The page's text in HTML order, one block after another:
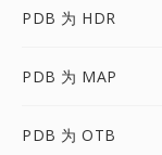
PDB 为 HDR
PDB 为 MAP
PDB 为 OTB